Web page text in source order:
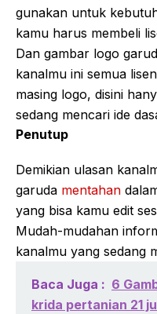
gunakan untuk
kamu harus membeli
Dan gambar logo
kanalmu ini semua
masing logo, disini
sedang mencari ide
Penutup
Demikian ulasan
garuda mentahan
yang bisa kamu edit
Mudah-mudahan
kanalmu yang sedang
Baca Juga : 6
krida pertanian 21